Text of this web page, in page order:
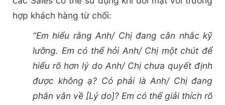
hợp khách hàng từ chối:
“Em hiểu rằng Anh/ Chị đang cân nhắc kỹ
lưỡng. Em có thể hỏi Anh/ Chị một chút để
hiểu rõ hơn lý do Anh/ Chị chưa quyết định
được không ạ? Có phải là Anh/ Chị đang
phân vân về [Lý do]? Em có thể giải thích rõ